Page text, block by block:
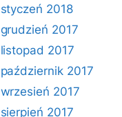
styczeń 2018
grudzień 2017
listopad 2017
październik 2017
wrzesień 2017
sierpień 2017